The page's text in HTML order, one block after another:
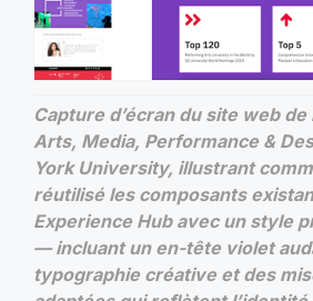
Capture d’écran du site web
Arts, Media, Performance &
York University, illustrant
réutilisé les composants
Experience Hub avec un style
— incluant un en-tête violet
typographie créative et des